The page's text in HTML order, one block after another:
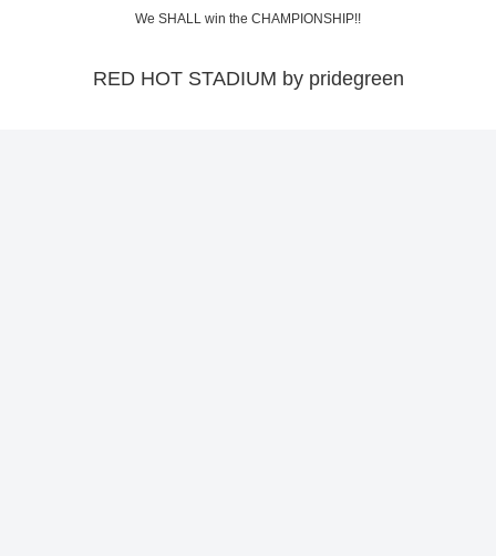
We SHALL win the CHAMPIONSHIP!!
RED HOT STADIUM by pridegreen